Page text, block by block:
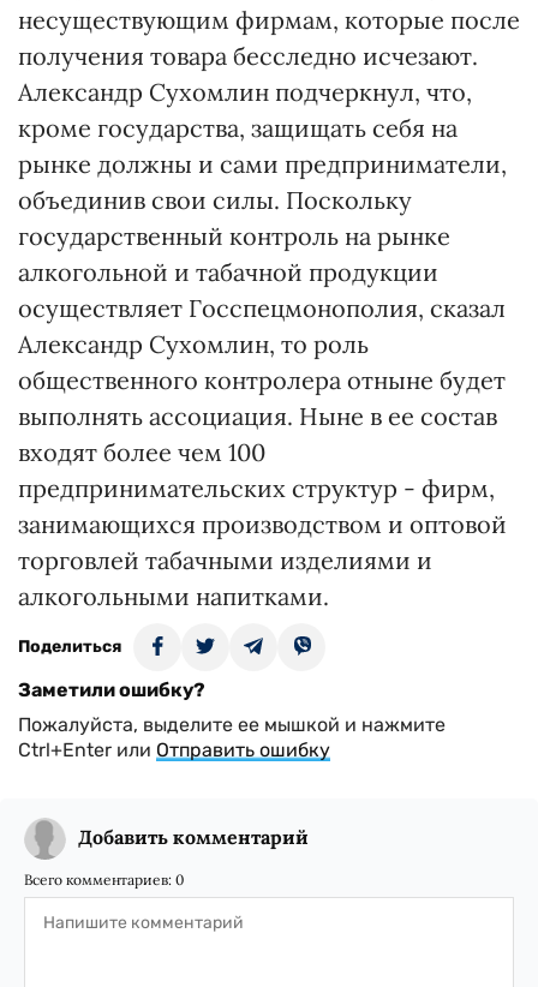
несуществующим фирмам, которые после
получения товара бесследно исчезают.
Александр Сухомлин подчеркнул, что,
кроме государства, защищать себя на
рынке должны и сами предприниматели,
объединив свои силы. Поскольку
государственный контроль на рынке
алкогольной и табачной продукции
осуществляет Госспецмонополия, сказал
Александр Сухомлин, то роль
общественного контролера отныне будет
выполнять ассоциация. Ныне в ее состав
входят более чем 100
предпринимательских структур - фирм,
занимающихся производством и оптовой
торговлей табачными изделиями и
алкогольными напитками.
Поделиться
Заметили ошибку?
Пожалуйста, выделите ее мышкой и нажмите
Ctrl+Enter или Отправить ошибку
Добавить комментарий
Всего комментариев: 0